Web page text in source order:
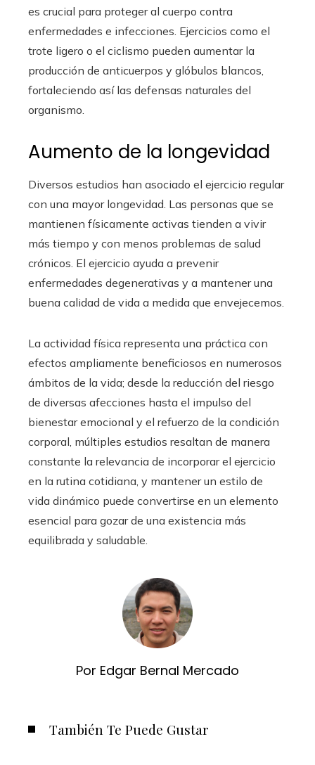
es crucial para proteger al cuerpo contra
enfermedades e infecciones. Ejercicios como el
trote ligero o el ciclismo pueden aumentar la
producción de anticuerpos y glóbulos blancos,
fortaleciendo así las defensas naturales del
organismo.
Aumento de la longevidad
Diversos estudios han asociado el ejercicio regular
con una mayor longevidad. Las personas que se
mantienen físicamente activas tienden a vivir
más tiempo y con menos problemas de salud
crónicos. El ejercicio ayuda a prevenir
enfermedades degenerativas y a mantener una
buena calidad de vida a medida que envejecemos.
La actividad física representa una práctica con
efectos ampliamente beneficiosos en numerosos
ámbitos de la vida; desde la reducción del riesgo
de diversas afecciones hasta el impulso del
bienestar emocional y el refuerzo de la condición
corporal, múltiples estudios resaltan de manera
constante la relevancia de incorporar el ejercicio
en la rutina cotidiana, y mantener un estilo de
vida dinámico puede convertirse en un elemento
esencial para gozar de una existencia más
equilibrada y saludable.
Por Edgar Bernal Mercado
También Te Puede Gustar